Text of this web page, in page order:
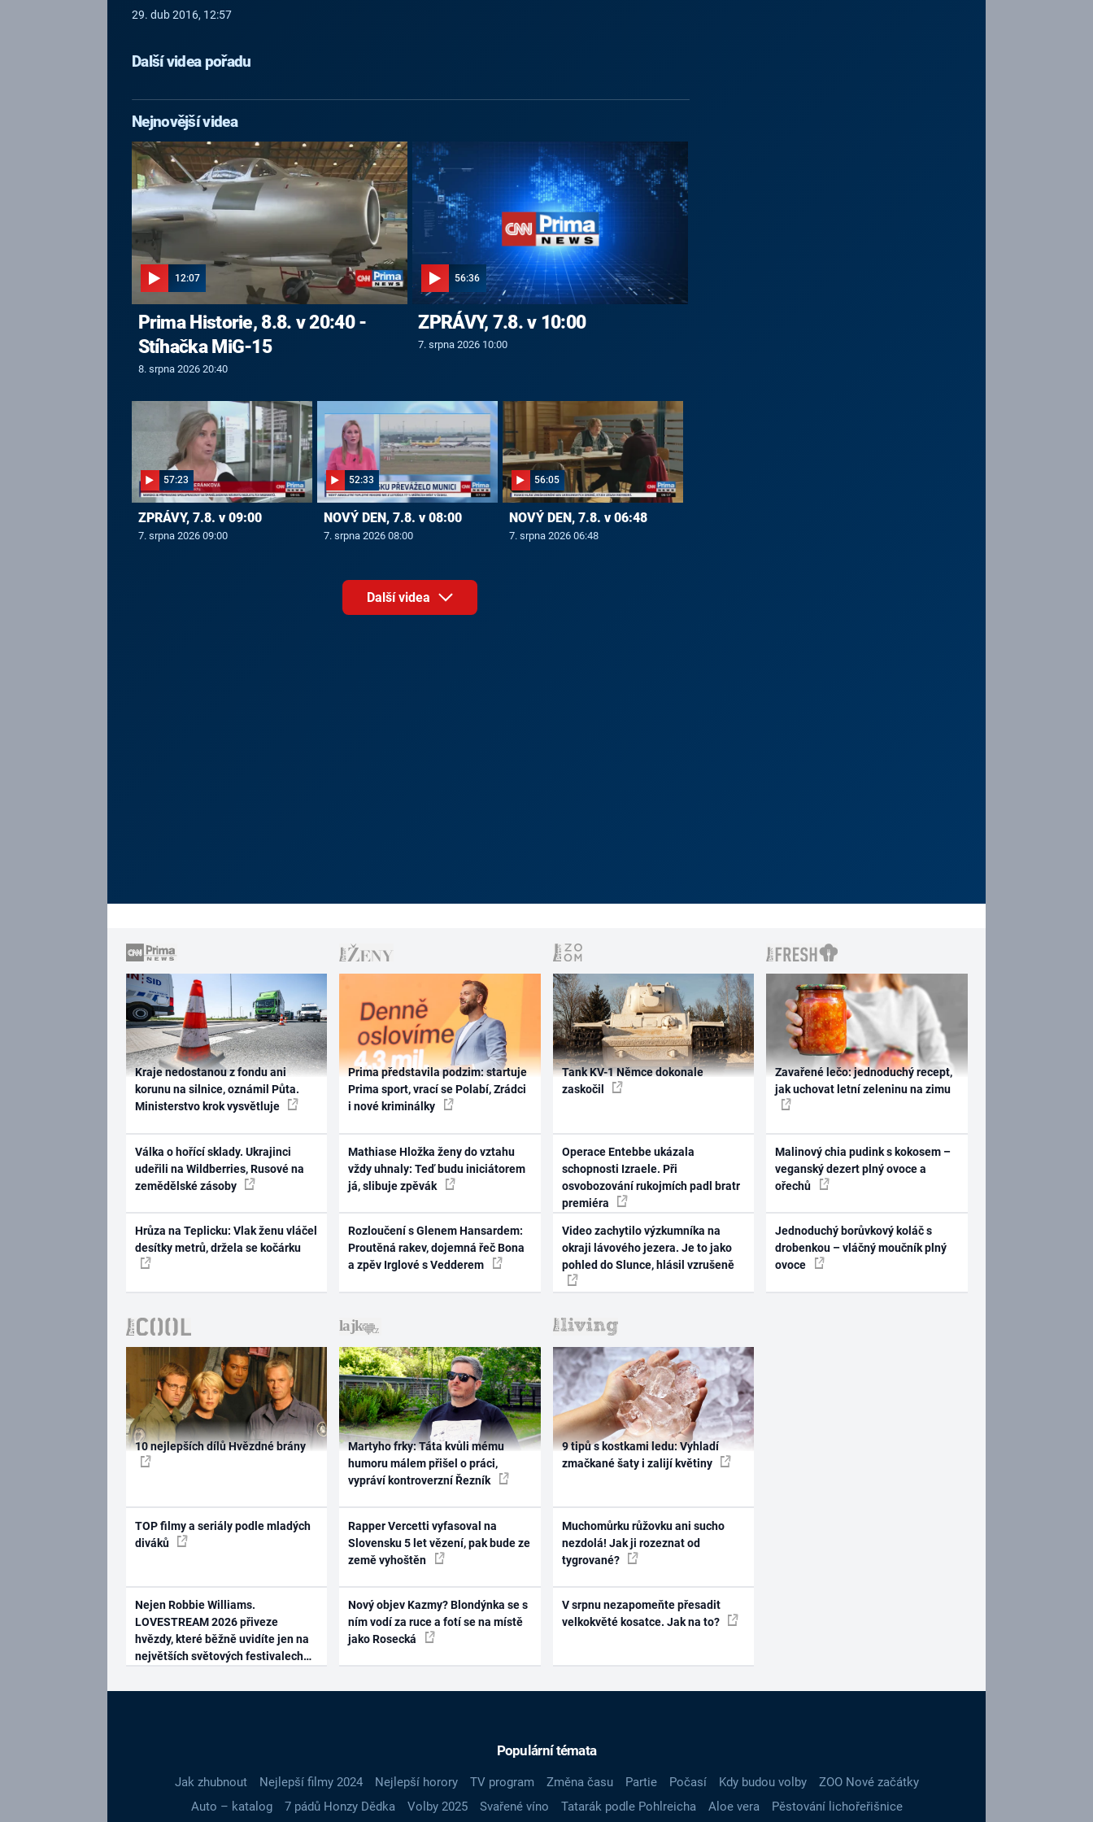
29. dub 2016, 12:57
Další videa pořadu
Nejnovější videa
12:07
Prima Historie, 8.8. v 20:40 -
Stíhačka MiG-15
8. srpna 2026 20:40
56:36
ZPRÁVY, 7.8. v 10:00
7. srpna 2026 10:00
57:23
ZPRÁVY, 7.8. v 09:00
7. srpna 2026 09:00
52:33
NOVÝ DEN, 7.8. v 08:00
7. srpna 2026 08:00
56:05
NOVÝ DEN, 7.8. v 06:48
7. srpna 2026 06:48
Další videa
Kraje nedostanou z fondu ani
korunu na silnice, oznámil Půta.
Ministerstvo krok vysvětluje
Válka o hořící sklady. Ukrajinci
udeřili na Wildberries, Rusové na
zemědělské zásoby
Hrůza na Teplicku: Vlak ženu vláčel
desítky metrů, držela se kočárku
Prima představila podzim: startuje
Prima sport, vrací se Polabí, Zrádci
i nové kriminálky
Mathiase Hložka ženy do vztahu
vždy uhnaly: Teď budu iniciátorem
já, slibuje zpěvák
Rozloučení s Glenem Hansardem:
Proutěná rakev, dojemná řeč Bona
a zpěv Irglové s Vedderem
Tank KV-1 Němce dokonale
zaskočil
Operace Entebbe ukázala
schopnosti Izraele. Při
osvobozování rukojmích padl bratr
premiéra
Video zachytilo výzkumníka na
okraji lávového jezera. Je to jako
pohled do Slunce, hlásil vzrušeně
Zavařené lečo: jednoduchý recept,
jak uchovat letní zeleninu na zimu
Malinový chia pudink s kokosem –
veganský dezert plný ovoce a
ořechů
Jednoduchý borůvkový koláč s
drobenkou – vláčný moučník plný
ovoce
10 nejlepších dílů Hvězdné brány
TOP filmy a seriály podle mladých
diváků
Nejen Robbie Williams.
LOVESTREAM 2026 přiveze
hvězdy, které běžně uvidíte jen na
největších světových festivalech
Martyho frky: Táta kvůli mému
humoru málem přišel o práci,
vypráví kontroverzní Řezník
Rapper Vercetti vyfasoval na
Slovensku 5 let vězení, pak bude ze
země vyhoštěn
Nový objev Kazmy? Blondýnka se s
ním vodí za ruce a fotí se na místě
jako Rosecká
9 tipů s kostkami ledu: Vyhladí
zmačkané šaty i zalijí květiny
Muchomůrku růžovku ani sucho
nezdolá! Jak ji rozeznat od
tygrované?
V srpnu nezapomeňte přesadit
velkokvěté kosatce. Jak na to?
Populární témata
Jak zhubnout Nejlepší filmy 2024 Nejlepší horory TV program Změna času Partie Počasí Kdy budou volby
ZOO Nové začátky
Auto – katalog
7 pádů Honzy Dědka Volby 2025 Svařené víno Tatarák podle Pohlreicha Aloe vera Pěstování lichořeřišnice